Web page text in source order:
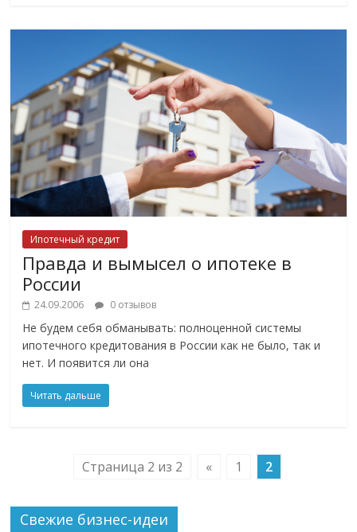
Ипотечный кредит
Правда и вымысел о ипотеке в
России
24.09.2006 0 отзывов
Не будем себя обманывать: полноценной системы
ипотечного кредитования в России как не было, так и
нет. И появится ли она
Читать дальше
Страница 2 из 2 « 1 2
Свежие бизнес-идеи